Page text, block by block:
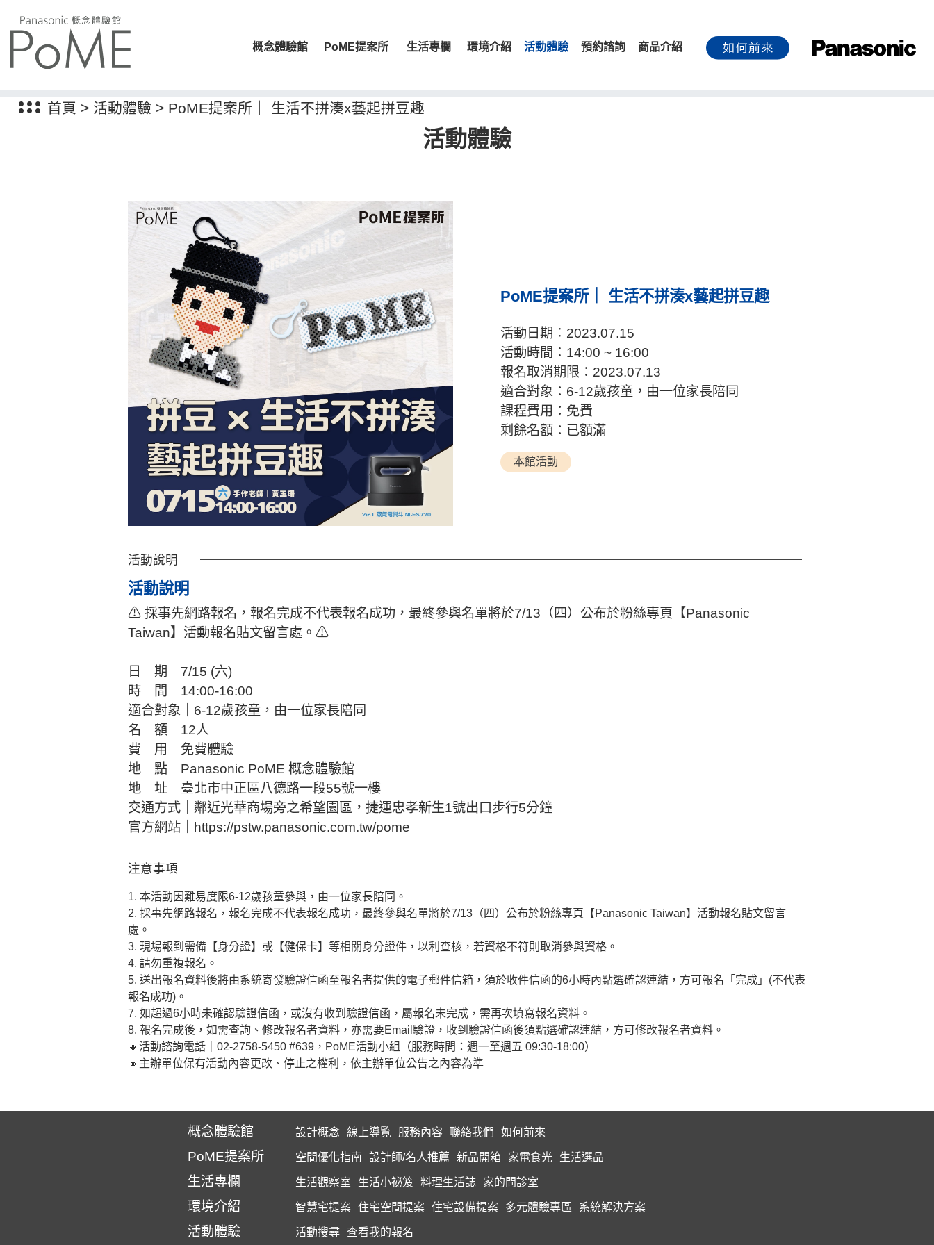
概念體驗館 PoME提案所 生活專欄 環境介紹 活動體驗 預約諮詢 商品介紹
首頁 > 活動體驗 > PoME提案所｜ 生活不拼湊x藝起拼豆趣
活動體驗
PoME提案所｜ 生活不拼湊x藝起拼豆趣
活動日期︰2023.07.15
活動時間︰14:00 ~ 16:00
報名取消期限：2023.07.13
適合對象：6-12歲孩童，由一位家長陪同
課程費用：免費
剩餘名額：已額滿
本館活動
活動說明
活動說明
⚠ 採事先網路報名，報名完成不代表報名成功，最終參與名單將於7/13（四）公布於粉絲專頁【Panasonic
Taiwan】活動報名貼文留言處。⚠
日 期｜7/15 (六)
時 間｜14:00-16:00
適合對象｜6-12歲孩童，由一位家長陪同
名 額｜12人
費 用｜免費體驗
地 點｜Panasonic PoME 概念體驗館
地 址｜臺北市中正區八德路一段55號一樓
交通方式｜鄰近光華商場旁之希望園區，捷運忠孝新生1號出口步行5分鐘
官方網站｜https://pstw.panasonic.com.tw/pome
注意事項
1. 本活動因難易度限6-12歲孩童參與，由一位家長陪同。
2. 採事先網路報名，報名完成不代表報名成功，最終參與名單將於7/13（四）公布於粉絲專頁【Panasonic Taiwan】活動報名貼文留言
處。
3. 現場報到需備【身分證】或【健保卡】等相關身分證件，以利查核，若資格不符則取消參與資格。
4. 請勿重複報名。
5. 送出報名資料後將由系統寄發驗證信函至報名者提供的電子郵件信箱，須於收件信函的6小時內點選確認連結，方可報名「完成」(不代表
報名成功)。
7. 如超過6小時未確認驗證信函，或沒有收到驗證信函，屬報名未完成，需再次填寫報名資料。
8. 報名完成後，如需查詢、修改報名者資料，亦需要Email驗證，收到驗證信函後須點選確認連結，方可修改報名者資料。
🔸活動諮詢電話｜02-2758-5450 #639，PoME活動小組（服務時間：週一至週五 09:30-18:00）
🔸主辦單位保有活動內容更改、停止之權利，依主辦單位公告之內容為準
概念體驗館 設計概念 線上導覧 服務內容 聯絡我們 如何前來
PoME提案所 空間優化指南 設計師/名人推薦 新品開箱 家電食光 生活選品
生活專欄 生活觀察室 生活小祕笈 料理生活誌 家的問診室
環境介紹 智慧宅提案 住宅空間提案 住宅設備提案 多元體驗專區 系統解決方案
活動體驗 活動搜尋 查看我的報名